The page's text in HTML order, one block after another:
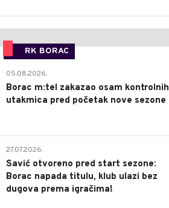
RK BORAC
05.08.2026.
Borac m:tel zakazao osam kontrolnih
utakmica pred početak nove sezone
27.07.2026.
Savić otvoreno pred start sezone:
Borac napada titulu, klub ulazi bez
dugova prema igračima!